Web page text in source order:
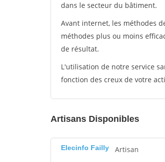
dans le secteur du bâtiment.
Avant internet, les méthodes
méthodes plus ou moins
de résultat.
L'utilisation de notre service
fonction des creux de votre
Artisans Disponibles
Elecinfo Failly Artisan